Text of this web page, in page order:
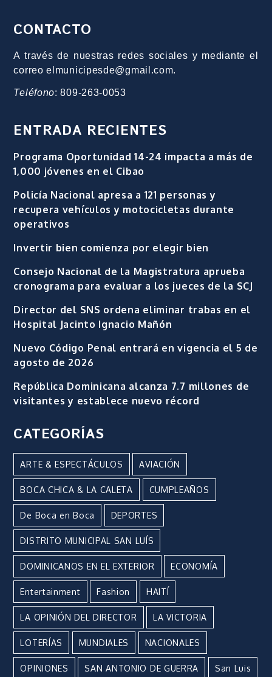
CONTACTO
A través de nuestras redes sociales y mediante el
correo elmunicipesde@gmail.com.
Teléfono: 809-263-0053
ENTRADA RECIENTES
Programa Oportunidad 14-24 impacta a más de
1,000 jóvenes en el Cibao
Policía Nacional apresa a 121 personas y
recupera vehículos y motocicletas durante
operativos
Invertir bien comienza por elegir bien
Consejo Nacional de la Magistratura aprueba
cronograma para evaluar a los jueces de la SCJ
Director del SNS ordena eliminar trabas en el
Hospital Jacinto Ignacio Mañón
Nuevo Código Penal entrará en vigencia el 5 de
agosto de 2026
República Dominicana alcanza 7.7 millones de
visitantes y establece nuevo récord
CATEGORÍAS
ARTE & ESPECTÁCULOS AVIACIÓN
BOCA CHICA & LA CALETA CUMPLEAÑOS
De Boca en Boca DEPORTES
DISTRITO MUNICIPAL SAN LUÍS
DOMINICANOS EN EL EXTERIOR ECONOMÍA
Entertainment Fashion HAITÍ
LA OPINIÓN DEL DIRECTOR LA VICTORIA
LOTERÍAS MUNDIALES NACIONALES
OPINIONES SAN ANTONIO DE GUERRA San Luis